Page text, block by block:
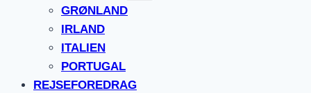
GRØNLAND
IRLAND
ITALIEN
PORTUGAL
REJSEFOREDRAG